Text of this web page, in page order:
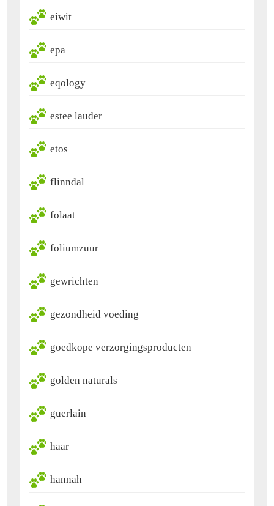
eiwit
epa
eqology
estee lauder
etos
flinndal
folaat
foliumzuur
gewrichten
gezondheid voeding
goedkope verzorgingsproducten
golden naturals
guerlain
haar
hannah